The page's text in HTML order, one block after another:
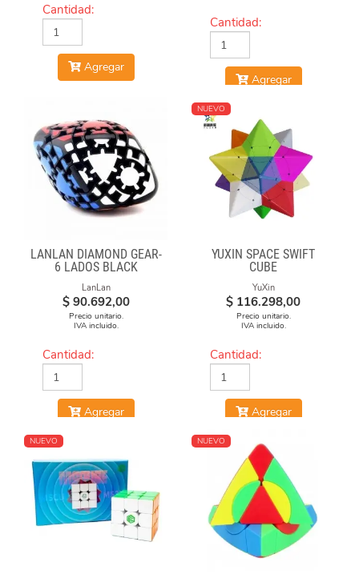
Cantidad:
Agregar
Cantidad:
Agregar
LANLAN DIAMOND GEAR-
6 LADOS BLACK
LanLan
$ 90.692,00
Precio unitario.
IVA incluido.
Cantidad:
Agregar
NUEVO
YUXIN SPACE SWIFT
CUBE
YuXin
$ 116.298,00
Precio unitario.
IVA incluido.
Cantidad:
Agregar
NUEVO NUEVO